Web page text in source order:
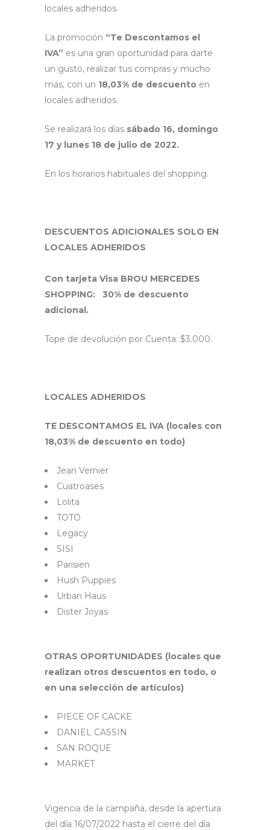
locales adheridos.
La promoción “Te Descontamos el
IVA” es una gran oportunidad para darte
un gusto, realizar tus compras y mucho
más, con un 18,03% de descuento en
locales adheridos.
Se realizará los días sábado 16, domingo
17 y lunes 18 de julio de 2022.
En los horarios habituales del shopping.
DESCUENTOS ADICIONALES SOLO EN
LOCALES ADHERIDOS
Con tarjeta Visa BROU MERCEDES
SHOPPING: 30% de descuento
adicional.
Tope de devolución por Cuenta: $3.000.
LOCALES ADHERIDOS
TE DESCONTAMOS EL IVA (locales con
18,03% de descuento en todo)
Jean Vernier
Cuatroases
Lolita
TOTO
Legacy
SISI
Parisien
Hush Puppies
Urban Haus
Dister Joyas
OTRAS OPORTUNIDADES (locales que
realizan otros descuentos en todo, o
en una selección de artículos)
PIECE OF CACKE
DANIEL CASSIN
SAN ROQUE
MARKET
Vigencia de la campaña, desde la apertura
del día 16/07/2022 hasta el cierre del día